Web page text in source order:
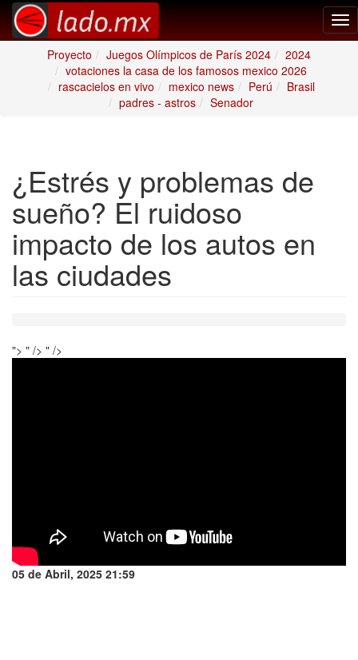
Proyecto
Juegos Olímpicos de París 2024
2024
votaciones la casa de los famosos mexico 2026
rascacielos en vivo
mexico news Perú
Brasil
padres - astros
Senador
¿Estrés y problemas de
sueño? El ruidoso
impacto de los autos en
las ciudades
"> " /> " />
05 de Abril, 2025 21:59